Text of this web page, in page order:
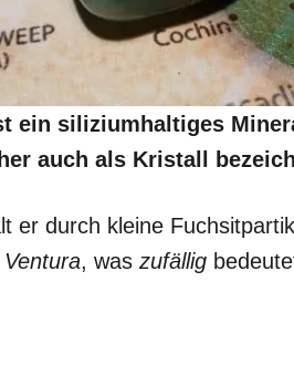
ein siliziumhaltiges
auch als Kristall
er durch kleine
, was zufällig